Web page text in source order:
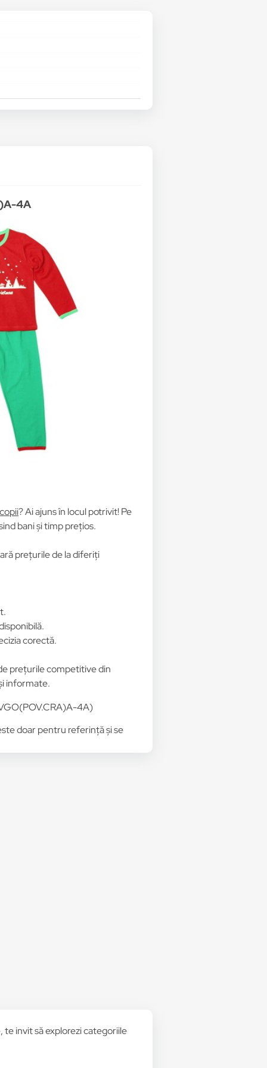
4A
? Ai ajuns în locul potrivit! Pe
bani și timp prețios.
prețurile de la diferiți
corectă.
prețurile competitive din
informate.
4A)
doar pentru referință și se
invit să explorezi categoriile